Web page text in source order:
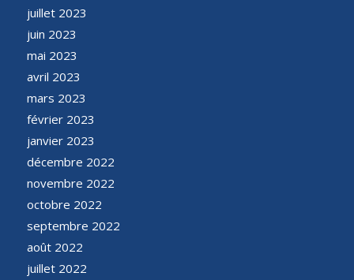
juillet 2023
juin 2023
mai 2023
avril 2023
mars 2023
février 2023
janvier 2023
décembre 2022
novembre 2022
octobre 2022
septembre 2022
août 2022
juillet 2022